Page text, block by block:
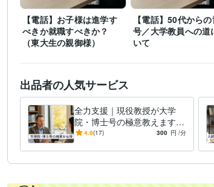
ビジネス・クリエイ
ティブツール
Excel:25年 Google サイト:18年
Adobe Photoshop:24年iMovie:3
得意分野 学習指導・資格・キャリア相談
会人向け】リーダー・マネジメン
キルアップ】人前で話すコツ
健康 キャリア 仕事 美容 悩
学歴 私立大学 1997年3月 ~ 2001年2
国公立大学 2001年3月 ~ 2003
2003年3月 ~ 2007
語学力 英語 日常会話レベル
【電話】お子様は進学す
べきか就職すべきか？
（東大生の親御様）
【電話】50代から
号／大学教員への道
いて
出品者の人気サービス
全力支援｜現役教授が大学
院・博士号の極意教えます
⭐️【脱・失敗】現役教授が学
4.9(17) 300 円 /分